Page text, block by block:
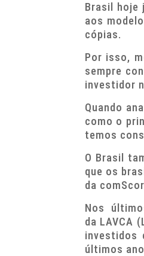
Brasil hoje
aos
cópias.
Por isso,
sempre
investidor
Quando
como o
temos
O Brasil
que os
da
Nos
da LAVCA
investidos
últimos